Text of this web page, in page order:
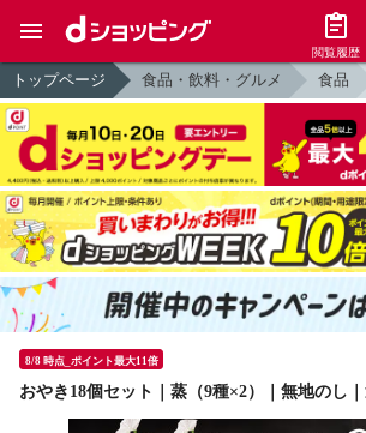
閲覧履歴
トップページ 食品・飲料・グルメ 食品
8/8 時点_ポイント最大11倍
おやき18個セット｜蒸（9種×2）｜無地のし